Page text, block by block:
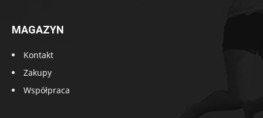
MAGAZYN
Kontakt
Zakupy
Współpraca